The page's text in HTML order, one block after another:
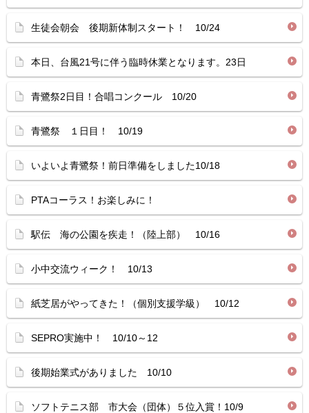
生徒会朝会 後期新体制スタート！ 10/24
本日、台風21号に伴う臨時休業となります。23日
青鷺祭2日目！合唱コンクール 10/20
青鷺祭 １日目！ 10/19
いよいよ青鷺祭！前日準備をしました10/18
PTAコーラス！お楽しみに！
駅伝 海の公園を疾走！（陸上部） 10/16
小中交流ウィーク！ 10/13
紙芝居がやってきた！（個別支援学級） 10/12
SEPRO実施中！ 10/10～12
後期始業式がありました 10/10
ソフトテニス部 市大会（団体）５位入賞！10/9